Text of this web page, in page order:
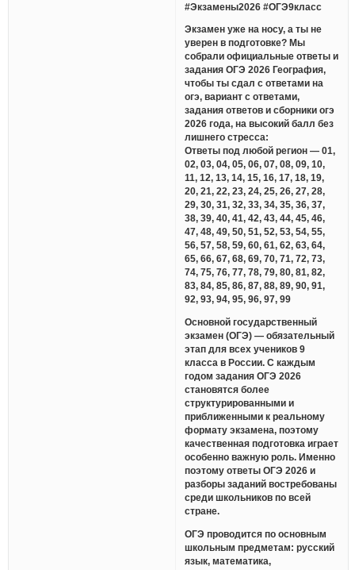
#Экзамены2026 #ОГЭ9класс
Экзамен уже на носу, а ты не
уверен в подготовке? Мы
собрали официальные ответы и
задания ОГЭ 2026 География,
чтобы ты сдал с ответами на
огэ, вариант с ответами,
задания ответов и сборники огэ
2026 года, на высокий балл без
лишнего стресса:
Ответы под любой регион — 01,
02, 03, 04, 05, 06, 07, 08, 09, 10,
11, 12, 13, 14, 15, 16, 17, 18, 19,
20, 21, 22, 23, 24, 25, 26, 27, 28,
29, 30, 31, 32, 33, 34, 35, 36, 37,
38, 39, 40, 41, 42, 43, 44, 45, 46,
47, 48, 49, 50, 51, 52, 53, 54, 55,
56, 57, 58, 59, 60, 61, 62, 63, 64,
65, 66, 67, 68, 69, 70, 71, 72, 73,
74, 75, 76, 77, 78, 79, 80, 81, 82,
83, 84, 85, 86, 87, 88, 89, 90, 91,
92, 93, 94, 95, 96, 97, 99
Основной государственный
экзамен (ОГЭ) — обязательный
этап для всех учеников 9
класса в России. С каждым
годом задания ОГЭ 2026
становятся более
структурированными и
приближенными к реальному
формату экзамена, поэтому
качественная подготовка играет
особенно важную роль. Именно
поэтому ответы ОГЭ 2026 и
разборы заданий востребованы
среди школьников по всей
стране.
ОГЭ проводится по основным
школьным предметам: русский
язык, математика,